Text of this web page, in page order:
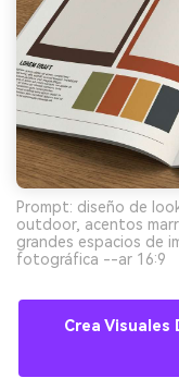
Prompt: diseño de
outdoor, acentos
grandes espacios de
fotográfica --ar 16:9
Crea Visuales